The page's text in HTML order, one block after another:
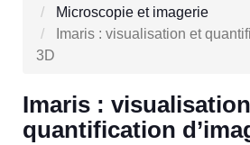
Microscopie et imagerie
Imaris : visualisation et
3D
Imaris :
quantification